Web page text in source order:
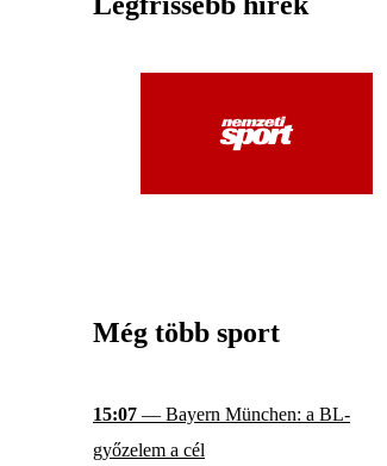
Még több sport
15:07 — Bayern München: a BL-
győzelem a cél